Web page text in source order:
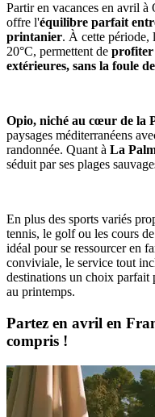
Partir en vacances en avril
offre l'équilibre parfait
printanier. À cette période,
20°C, permettent de profiter
extérieures, sans la foule
Opio, niché au cœur de la
paysages méditerranéens
randonnée. Quant à La
séduit par ses plages
En plus des sports variés
tennis, le golf ou les cours
idéal pour se ressourcer en
conviviale, le service tout
destinations un choix parfait
au printemps.
Partez en avril en
compris !